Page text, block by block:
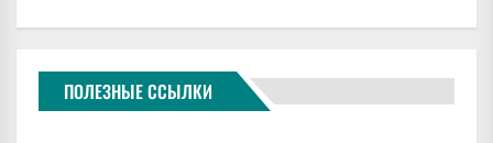
ПОЛЕЗНЫЕ ССЫЛКИ